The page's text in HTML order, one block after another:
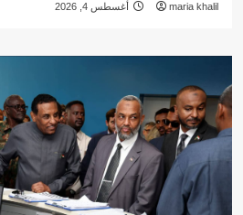
maria khalil أغسطس 4, 2026